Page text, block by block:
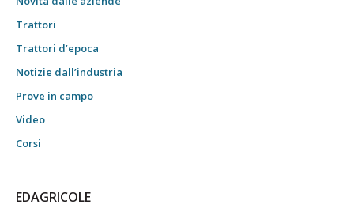
Trattori
Trattori d’epoca
Notizie dall’industria
Prove in campo
Video
Corsi
EDAGRICOLE